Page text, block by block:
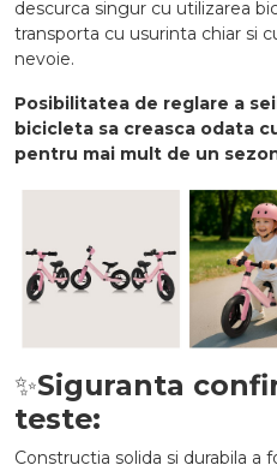
descurca singur cu utilizarea
transporta cu usurinta chiar si
nevoie.
Posibilitatea de reglare a
bicicleta sa creasca odata
pentru mai mult de un
✨Siguranta
teste:
Constructia solida si durabila